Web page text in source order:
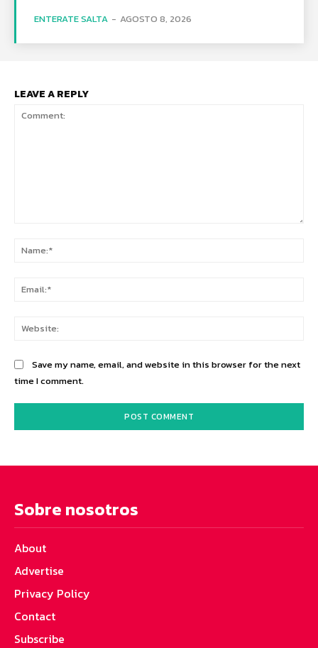
ENTERATE SALTA - AGOSTO 8, 2026
LEAVE A REPLY
Save my name, email, and website in this browser for the next
time I comment.
Sobre nosotros
About
Advertise
Privacy Policy
Contact
Subscribe